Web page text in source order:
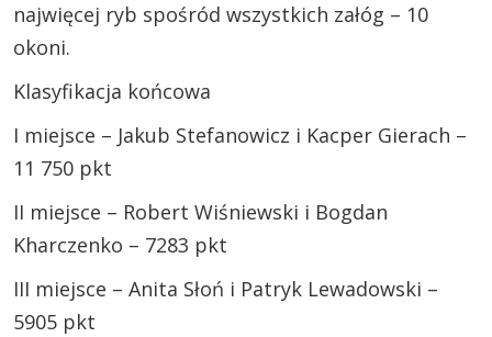
najwięcej ryb spośród wszystkich załóg – 10
okoni.
Klasyfikacja końcowa
I miejsce – Jakub Stefanowicz i Kacper Gierach –
11 750 pkt
II miejsce – Robert Wiśniewski i Bogdan
Kharczenko – 7283 pkt
III miejsce – Anita Słoń i Patryk Lewadowski –
5905 pkt